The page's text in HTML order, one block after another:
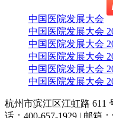
中国医院发展大会
中国医院发展大会
中国医院发展大会
中国医院发展大会
中国医院发展大会
中国医院发展大会
杭州市滨江区江虹路 611